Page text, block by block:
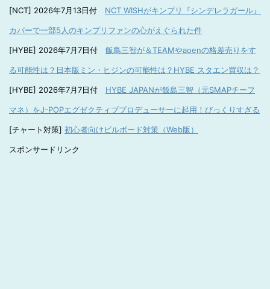
[NCT] 2026年7月13日付 NCT WISHがキンプリ『シンデレラガール』
カバーで一部5人のキンプリファンの心がえぐられた件
[HYBE] 2026年7月7日付 飯島三智が＆TEAMやaoenの格差売りをす
る可能性は？日本版ミン・ヒジンの可能性は？HYBE スタエン買収は？
[HYBE] 2026年7月7日付 HYBE JAPANが飯島三智（元SMAPチーフ
マネ）をJ-POPエグゼクティブプロデューサーに起用！びっくりすぎる
[チャート対策] 初心者向けビルボード対策（Web版）
スポンサードリンク